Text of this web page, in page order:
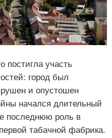
постигла участь
город был
и опустошен
начался длительный
последнюю роль в
табачной фабрика.